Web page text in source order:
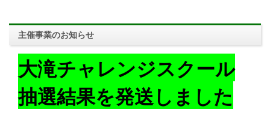
主催事業のお知らせ
大滝チャレンジスクール
抽選結果を発送しました